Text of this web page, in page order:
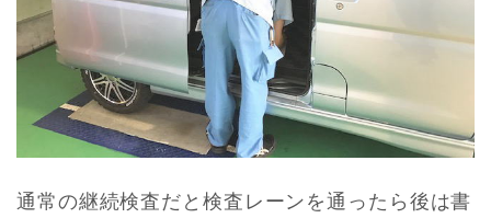
通常の継続検査だと検査レーンを通ったら後は書